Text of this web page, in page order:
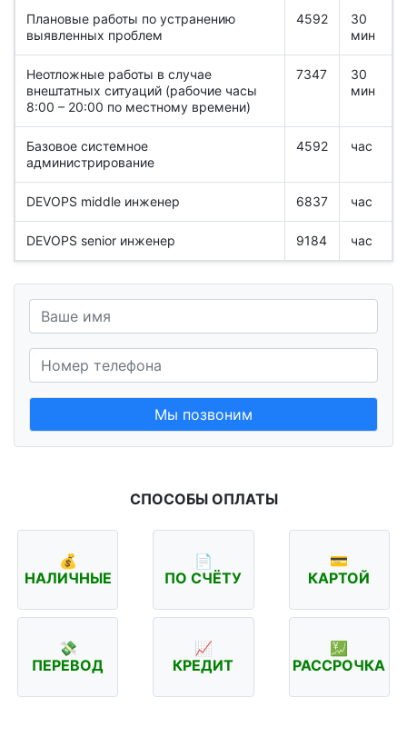
Плановые работы по устранению
выявленных проблем
4592
30
мин
Неотложные работы в случае
внештатных ситуаций (рабочие часы
8:00 – 20:00 по местному времени)
7347
30
мин
Базовое системное
администрирование
4592 час
DEVOPS middle инженер 6837 час
DEVOPS senior инженер 9184 час
Мы позвоним
СПОСОБЫ ОПЛАТЫ
💰
НАЛИЧНЫЕ
📄
ПО СЧЁТУ
💳
КАРТОЙ
💸
ПЕРЕВОД
📈
КРЕДИТ
💹
РАССРОЧКА